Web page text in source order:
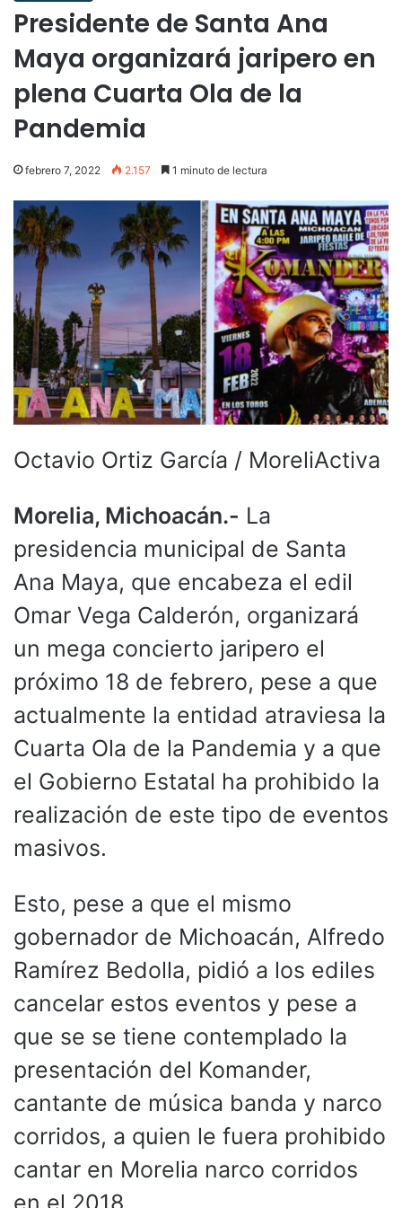
Presidente de Santa Ana
Maya organizará jaripero en
plena Cuarta Ola de la
Pandemia
febrero 7, 2022 2.157 1 minuto de lectura
Octavio Ortiz García / MoreliActiva
Morelia, Michoacán.- La
presidencia municipal de Santa
Ana Maya, que encabeza el edil
Omar Vega Calderón, organizará
un mega concierto jaripero el
próximo 18 de febrero, pese a que
actualmente la entidad atraviesa la
Cuarta Ola de la Pandemia y a que
el Gobierno Estatal ha prohibido la
realización de este tipo de eventos
masivos.
Esto, pese a que el mismo
gobernador de Michoacán, Alfredo
Ramírez Bedolla, pidió a los ediles
cancelar estos eventos y pese a
que se se tiene contemplado la
presentación del Komander,
cantante de música banda y narco
corridos, a quien le fuera prohibido
cantar en Morelia narco corridos
en el 2018.